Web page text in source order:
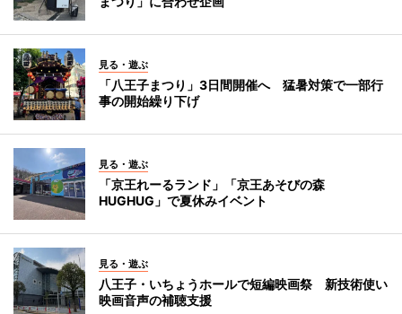
見る・遊ぶ
「八王子まつり」3日間開催へ 猛暑対策で一部行
事の開始繰り下げ
見る・遊ぶ
「京王れーるランド」「京王あそびの森
HUGHUG」で夏休みイベント
見る・遊ぶ
八王子・いちょうホールで短編映画祭 新技術使い
映画音声の補聴支援